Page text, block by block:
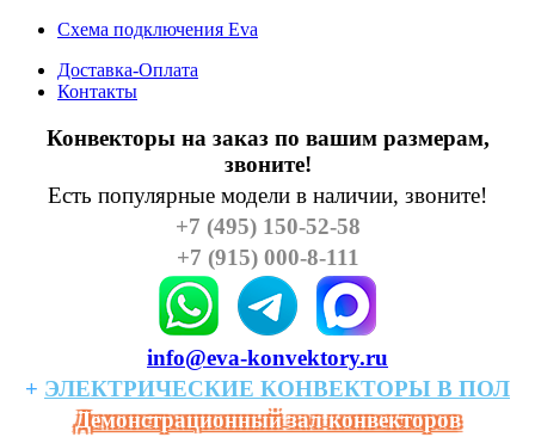
Схема подключения Eva
Доставка-Оплата
Контакты
Конвекторы на заказ по вашим размерам,
звоните!
Есть популярные модели в наличии, звоните!
+7 (495) 150-52-58
+7 (915) 000-8-111
info@eva-konvektory.ru
+ ЭЛЕКТРИЧЕСКИЕ КОHВЕКТОРЫ В ПОЛ
Демонстрационный зал конвекторов